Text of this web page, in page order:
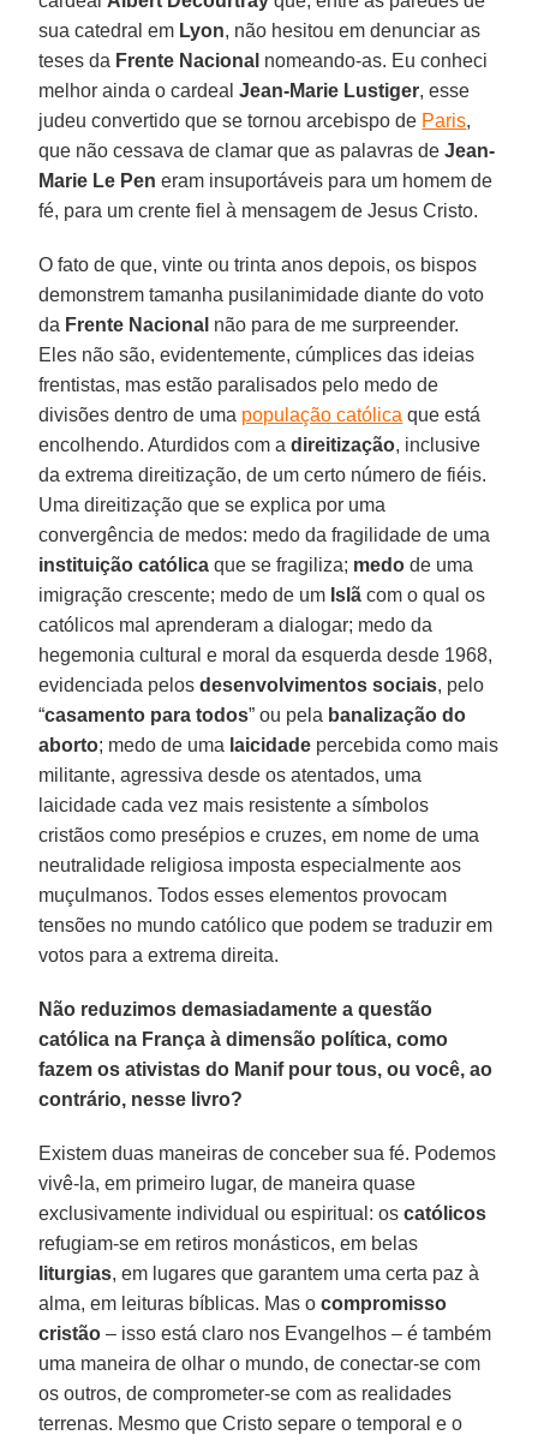
sua catedral em Lyon, não hesitou em denunciar as
teses da Frente Nacional nomeando-as. Eu conheci
melhor ainda o cardealJean-Marie Lustiger, esse
judeu convertido que se tornou arcebispo de Paris,
que não cessava de clamar que as palavras deJean-
Marie Le Pen eram insuportáveis para um homem de
fé, para um crente fiel à mensagem de Jesus Cristo.
O fato de que, vinte ou trinta anos depois, os bispos
demonstrem tamanha pusilanimidade diante do voto
da Frente Nacional não para de me surpreender.
Eles não são, evidentemente, cúmplices das ideias
frentistas, mas estão paralisados pelo medo de
divisões dentro de uma população católica que está
encolhendo. Aturdidos com adireitização, inclusive
da extrema direitização, de um certo número de fiéis.
Uma direitização que se explica por uma
convergência de medos: medo da fragilidade de uma
instituição católica que se fragiliza; medo de uma
imigração crescente; medo de um Islã com o qual os
católicos mal aprenderam a dialogar; medo da
hegemonia cultural e moral da esquerda desde 1968,
evidenciada pelosdesenvolvimentos sociais, pelo
“casamento para todos” ou pela banalização do
aborto; medo de uma laicidade percebida como mais
militante, agressiva desde os atentados, uma
laicidade cada vez mais resistente a símbolos
cristãos como presépios e cruzes, em nome de uma
neutralidade religiosa imposta especialmente aos
muçulmanos. Todos esses elementos provocam
tensões no mundo católico que podem se traduzir em
votos para a extrema direita.
Não reduzimos demasiadamente a questão
católica na França à dimensão política, como
fazem os ativistas do Manif pour tous, ou você, ao
contrário, nesse livro?
Existem duas maneiras de conceber sua fé. Podemos
vivê-la, em primeiro lugar, de maneira quase
exclusivamente individual ou espiritual: oscatólicos
refugiam-se em retiros monásticos, em belas
liturgias, em lugares que garantem uma certa paz à
alma, em leituras bíblicas. Mas ocompromisso
cristão – isso está claro nos Evangelhos – é também
uma maneira de olhar o mundo, de conectar-se com
os outros, de comprometer-se com as realidades
terrenas. Mesmo que Cristo separe o temporal e o